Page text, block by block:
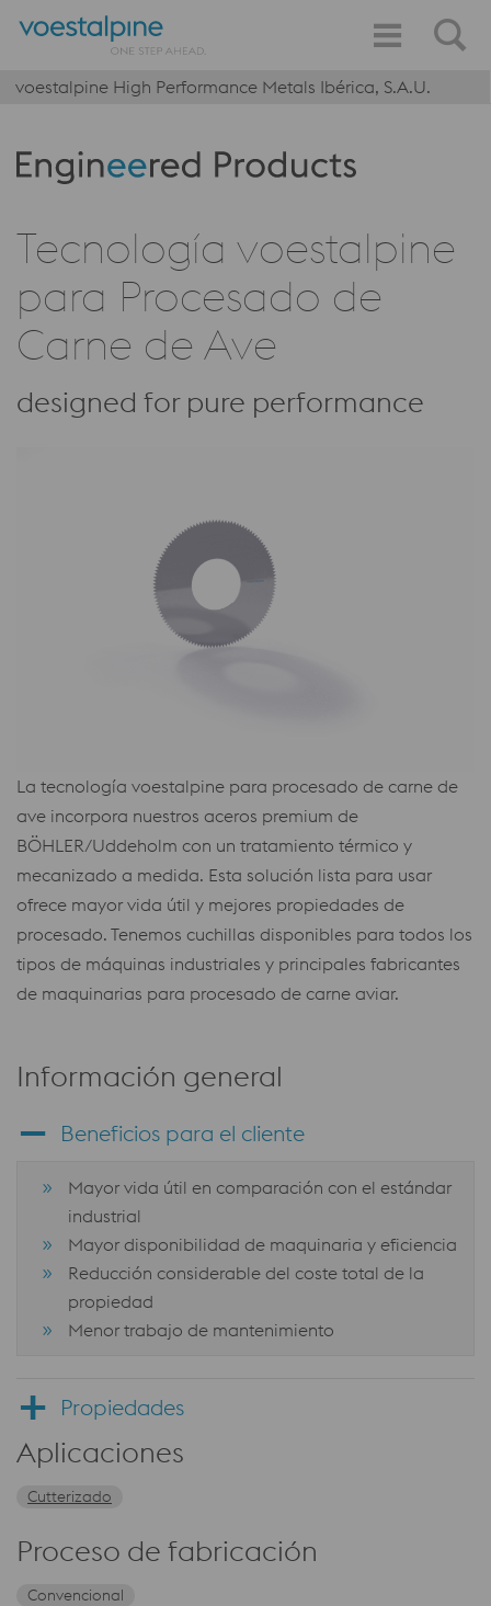
voestalpine High Performance Metals Ibérica, S.A.U.
Produktkategorie: Engineered Products
Tecnología voestalpine
para Procesado de
Carne de Ave
designed for pure performance
La tecnología voestalpine para procesado de carne de
ave incorpora nuestros aceros premium de
BÖHLER/Uddeholm con un tratamiento térmico y
mecanizado a medida. Esta solución lista para usar
ofrece mayor vida útil y mejores propiedades de
procesado. Tenemos cuchillas disponibles para todos los
tipos de máquinas industriales y principales fabricantes
de maquinarias para procesado de carne aviar.
Información general
Beneficios para el cliente
Mayor vida útil en comparación con el estándar
industrial
Mayor disponibilidad de maquinaria y eficiencia
Reducción considerable del coste total de la
propiedad
Menor trabajo de mantenimiento
Propiedades
Aplicaciones
Cutterizado
Proceso de fabricación
Convencional